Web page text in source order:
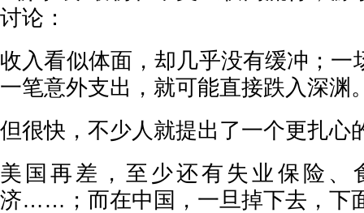
讨论：
收入看似体面，却几乎没有缓冲；一
一笔意外支出，就可能直接跌入深渊
但很快，不少人就提出了一个更扎心
美国再差，至少还有失业保险、
济……；而在中国，一旦掉下去，下